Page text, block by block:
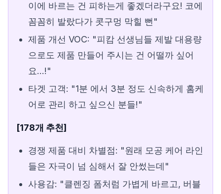
이에 바르는 건 피하는게 좋겠더라구요! 코에
꼼꼼히 발랐다가 콧구멍 막힐 뻔"
제품 개선 VOC: "피캄 선생님들 제발 대용량
으로도 제품 만들어 주시는 건 어떨까 싶어
요...!"
타겟 고객: "1분 에서 3분 정도 신속하게 홈케
어로 관리 하고 싶으신 분들!"
[178개 추천]
경쟁 제품 대비 차별점: "원래 모공 케어 라인
들은 자극이 넘 심해서 잘 안썼는데"
사용감: "클렌징 폼처럼 가볍게 바르고, 버블